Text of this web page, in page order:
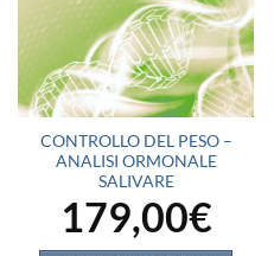
CONTROLLO DEL PESO –
ANALISI ORMONALE
SALIVARE
179,00€